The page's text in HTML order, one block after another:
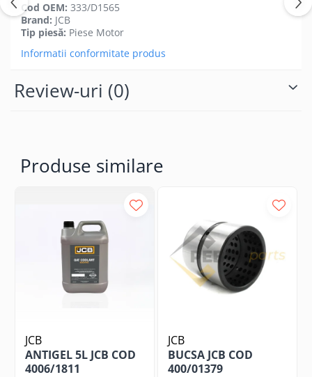
Cod OEM: 333/D1565
Brand: JCB
Tip piesă: Piese Motor
Informatii conformitate produs
Review-uri (0)
Produse similare
JCB
ANTIGEL 5L JCB COD
4006/1811
JCB
BUCSA JCB COD
400/01379